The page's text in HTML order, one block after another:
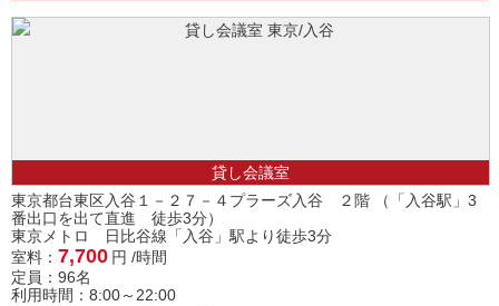
貸し会議室
東京都台東区入谷１－２７－４プラーズ入谷 ２階 （「入谷駅」3
番出口を出て直進 徒歩3分）
東京メトロ 日比谷線「入谷」駅より徒歩3分
室料： 7,700 円 /時間
定員：96名
利用時間：8:00～22:00